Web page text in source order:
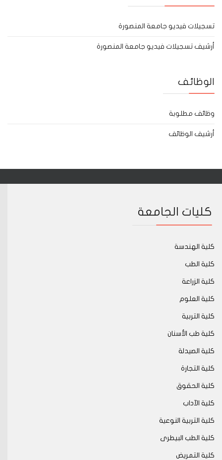
تسجيلات فيديو جامعة المنصورة
أرشيف تسجيلات فيديو جامعة المنصورة
الوظائف
وظائف مطلوبة
أرشيف الوظائف
كليات الجامعة
كلية الهندسة
كلية الطب
كلية الزراعة
كلية العلوم
كلية التربية
كلية طب الأسنان
كلية الصيدلة
كلية التجارة
كلية الحقوق
كلية الآداب
كلية التربية النوعية
كلية الطب البيطرى
كلية التمريض